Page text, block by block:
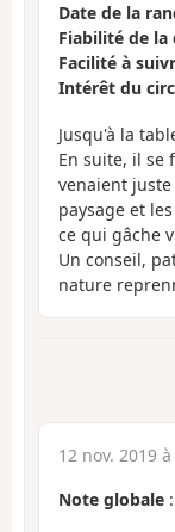
Date de la
Fiabilité de
Facilité à
Intérêt du
Jusqu'à la
En suite, il se
venaient
paysage et
ce qui gâche
Un conseil,
nature
12 nov. 2019
Note globale :